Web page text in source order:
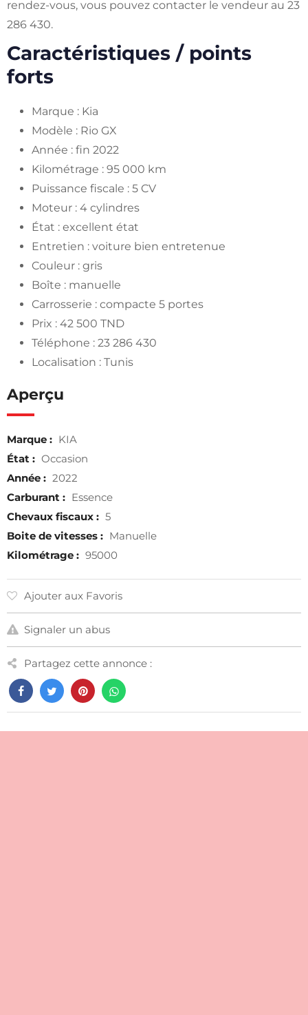
rendez-vous, vous pouvez contacter le vendeur au 23
286 430.
Caractéristiques / points
forts
Marque : Kia
Modèle : Rio GX
Année : fin 2022
Kilométrage : 95 000 km
Puissance fiscale : 5 CV
Moteur : 4 cylindres
État : excellent état
Entretien : voiture bien entretenue
Couleur : gris
Boîte : manuelle
Carrosserie : compacte 5 portes
Prix : 42 500 TND
Téléphone : 23 286 430
Localisation : Tunis
Aperçu
Marque : KIA
État : Occasion
Année : 2022
Carburant : Essence
Chevaux fiscaux : 5
Boite de vitesses : Manuelle
Kilométrage : 95000
Ajouter aux Favoris
Signaler un abus
Partagez cette annonce :